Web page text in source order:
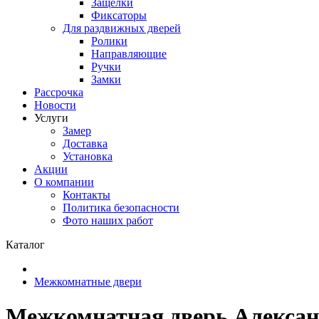
Защелки
Фиксаторы
Для раздвижных дверей
Ролики
Направляющие
Ручки
Замки
Рассрочка
Новости
Услуги
Замер
Доставка
Установка
Акции
О компании
Контакты
Политика безопасности
Фото наших работ
Каталог
Межкомнатные двери